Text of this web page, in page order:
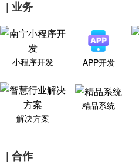
| 业务
小程序开发 APP开发
解决方案
精品系统
| 合作